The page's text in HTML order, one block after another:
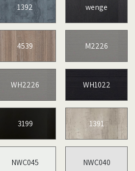
wenge
1392
M2226
4539
WH1022
WH2226
1391
3199
NWC040
NWC045